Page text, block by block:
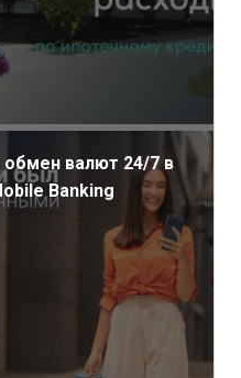
обмен валют 24/7 в
Banking